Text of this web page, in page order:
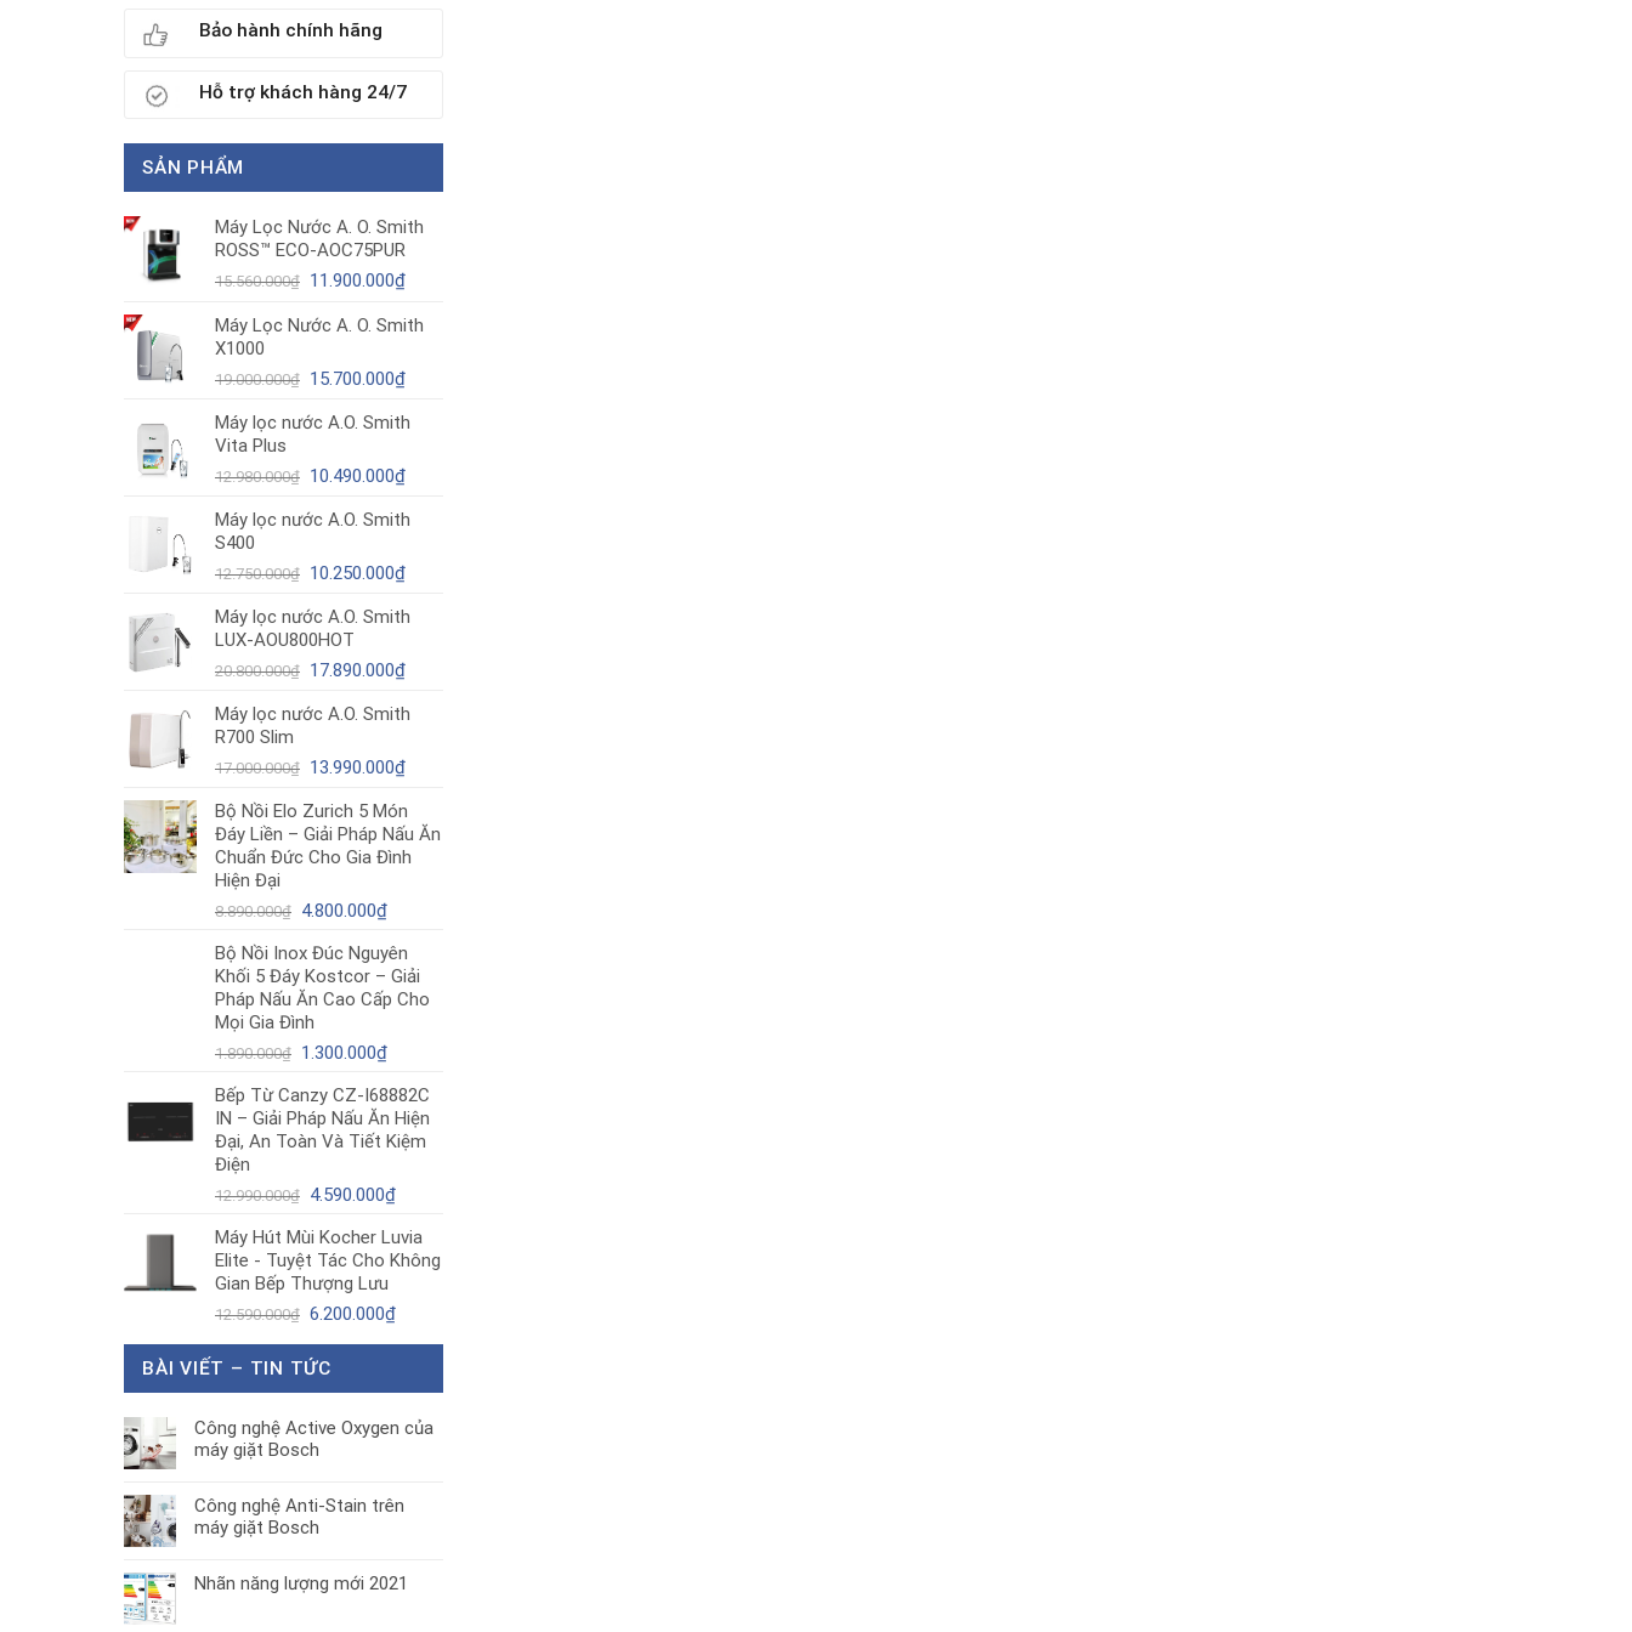
Bảo hành chính hãng
Hỗ trợ khách hàng 24/7
SẢN PHẨM
Máy Lọc Nước A. O. Smith
ROSS™ ECO-AOC75PUR
15.560.000₫ Giá
là:
11.900.000₫Giá
tại
11.900.000₫.
Máy Lọc Nước A. O. Smith
X1000
19.000.000₫ Giá
là:
15.700.000₫Giá
tại
15.700.000₫.
Máy lọc nước A.O. Smith
Vita Plus
12.980.000₫ Giá
là:
10.490.000₫Giá
tại
10.490.000₫.
Máy lọc nước A.O. Smith
S400
12.750.000₫ Giá
là:
12.750.000₫.
10.250.000₫Giá
tại
10.250.000₫.
Máy lọc nước A.O. Smith
LUX-AOU800HOT
20.800.000₫ Giá
là:
17.890.000₫Giá
tại
17.890.000₫.
Máy lọc nước A.O. Smith
R700 Slim
17.000.000₫ Giá
là:
17.000.000₫.
13.990.000₫Giá
tại
là:
13.990.000₫.
Bộ Nồi Elo Zurich 5 Món
Đáy Liền – Giải Pháp Nấu Ăn
Chuẩn Đức Cho Gia Đình
Hiện Đại
8.890.000₫ Giá
là:
8.890.000₫.
4.800.000₫Giá
tại
là:
4.800.000₫.
Bộ Nồi Inox Đúc Nguyên
Khối 5 Đáy Kostcor – Giải
Pháp Nấu Ăn Cao Cấp Cho
Mọi Gia Đình
1.890.000₫ Giá
là:
1.890.000₫.
1.300.000₫Giá
tại
là:
1.300.000₫.
Bếp Từ Canzy CZ-I68882C
IN – Giải Pháp Nấu Ăn Hiện
Đại, An Toàn Và Tiết Kiệm
Điện
12.990.000₫ Giá
là:
12.990.000₫.
4.590.000₫Giá
tại
là:
Máy Hút Mùi Kocher Luvia
Elite - Tuyệt Tác Cho Không
Gian Bếp Thượng Lưu
12.590.000₫ Giá
là:
6.200.000₫Giá
BÀI VIẾT – TIN TỨC
Công nghệ Active Oxygen của
máy giặt Bosch
Công nghệ Anti-Stain trên
máy giặt Bosch
Nhãn năng lượng mới 2021